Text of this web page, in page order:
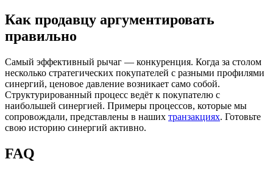
Как продавцу аргументировать
правильно
Самый эффективный рычаг — конкуренция. Когда за столом
несколько стратегических покупателей с разными профилями
синергий, ценовое давление возникает само собой.
Структурированный процесс ведёт к покупателю с
наибольшей синергией. Примеры процессов, которые мы
сопровождали, представлены в наших транзакциях. Готовьте
свою историю синергий активно.
FAQ